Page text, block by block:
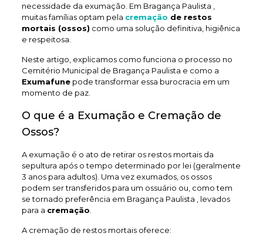
necessidade da exumação. Em Bragança Paulista ,
muitas famílias optam pela cremação de restos
mortais (ossos) como uma solução definitiva, higiênica
e respeitosa.
Neste artigo, explicamos como funciona o processo no
Cemitério Municipal de Bragança Paulista e como a
Exumafunepode transformar essa burocracia em um
momento de paz.
O que é a Exumação e Cremação de
Ossos?
A exumação é o ato de retirar os restos mortais da
sepultura após o tempo determinado por lei (geralmente
3 anos para adultos). Uma vez exumados, os ossos
podem ser transferidos para um ossuário ou, como tem
se tornado preferência em Bragança Paulista , levados
para a cremação
A cremação de restos mortais oferece: